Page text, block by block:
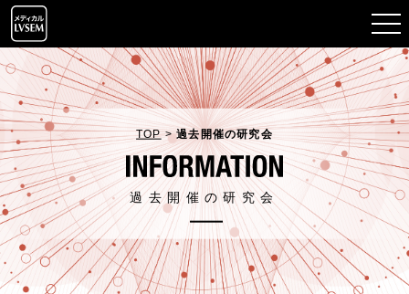
TOP>過去開催の研究会
過去開催の研究会